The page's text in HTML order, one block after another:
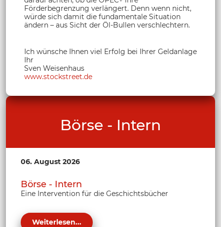
Förderbegrenzung verlängert. Denn wenn nicht,
würde sich damit die fundamentale Situation
ändern – aus Sicht der Öl-Bullen verschlechtern.
Ich wünsche Ihnen viel Erfolg bei Ihrer Geldanlage
Ihr
Sven Weisenhaus
www.stockstreet.de
Börse - Intern
06. August 2026
Börse - Intern
Eine Intervention für die Geschichtsbücher
Weiterlesen...